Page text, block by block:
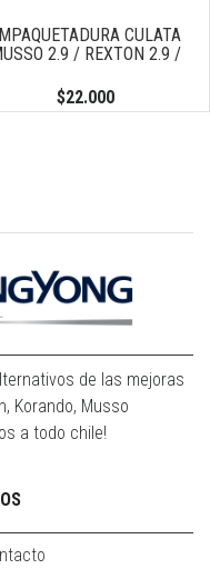
CULATA
2.9 / REXTON 2.9 /
$22.000
de las mejoras
Korando, Musso
a todo chile!